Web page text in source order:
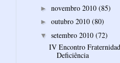
► novembro 2010 (85)
► outubro 2010 (80)
▼ setembro 2010 (72)
IV Encontro
Deficiência